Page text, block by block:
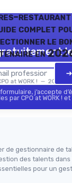
complet
le
en
at WORK ! — 2026
➔
j’accepte
par CPO at WORK !
de gestionnaire de
des talents
pour un